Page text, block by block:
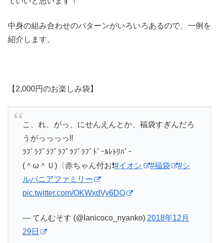
中身の組み合わせのパターンがいろいろあるので、一例を
紹介します。
【2,000円のお楽しみ袋】
こ、れ、がっ、にせんえんとか、福袋すぎんだろ
うがっっっっ‼️
ﾗﾌﾞﾗﾌﾞﾗﾌﾞﾗﾌﾞﾗﾌﾞﾗﾌﾞﾄﾞｰﾙﾚﾄﾘﾊﾞｰ
(＾ω＾Ｕ)〈赤ちゃん付お❗#イオン #福袋
#シ
ルバニアファミリー
pic.twitter.com/OKWxdVy6DO
— てんむそす (@lanicoco_nyanko) 2018年12月
29日